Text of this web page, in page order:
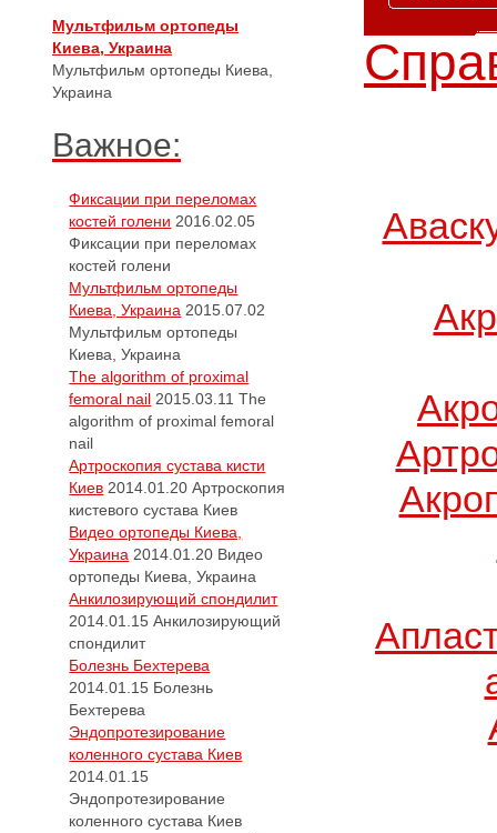
Мультфильм ортопеды
Киева, Украина
Мультфильм ортопеды Киева,
Украина
Важное:
Фиксации при переломах
костей голени 2016.02.05
Фиксации при переломах
костей голени
Мультфильм ортопеды
Киева, Украина 2015.07.02
Мультфильм ортопеды
Киева, Украина
The algorithm of proximal
femoral nail 2015.03.11 The
algorithm of proximal femoral
nail
Артроскопия сустава кисти
Киев 2014.01.20 Артроскопия
кистевого сустава Киев
Видео ортопеды Киева,
Украина 2014.01.20 Видео
ортопеды Киева, Украина
Анкилозирующий спондилит
2014.01.15 Анкилозирующий
спондилит
Болезнь Бехтерева
2014.01.15 Болезнь
Бехтерева
Эндопротезирование
коленного сустава Киев
2014.01.15
Эндопротезирование
коленного сустава Киев